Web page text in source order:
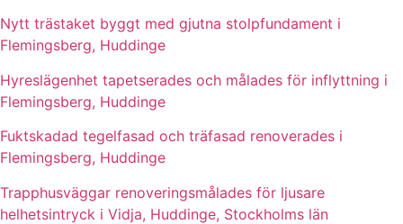
Nytt trästaket byggt med gjutna stolpfundament i
Flemingsberg, Huddinge
Hyreslägenhet tapetserades och målades för inflyttning i
Flemingsberg, Huddinge
Fuktskadad tegelfasad och träfasad renoverades i
Flemingsberg, Huddinge
Trapphusväggar renoveringsmålades för ljusare
helhetsintryck i Vidja, Huddinge, Stockholms län